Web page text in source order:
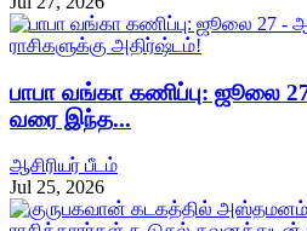
பாபா வங்கா கணிப்பு: ஜூலை
வரை இந்த...
ஆசிரியர் பீடம்
Jul 25, 2026